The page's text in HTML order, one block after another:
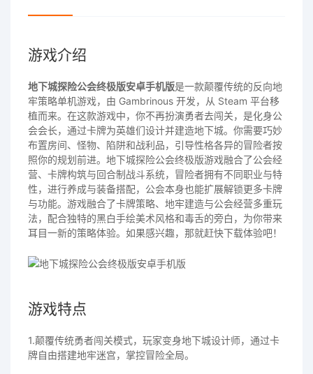
游戏介绍
地下城探险公会终极版安卓手机版是一款颠覆传统的反向地
牢策略单机游戏，由 Gambrinous 开发，从 Steam 平台移
植而来。在这款游戏中，你不再扮演勇者去闯关，是化身公
会会长，通过卡牌为英雄们设计并建造地下城。你需要巧妙
布置房间、怪物、陷阱和战利品，引导性格各异的冒险者按
照你的规划前进。地下城探险公会终极版游戏融合了公会经
营、卡牌构筑与回合制战斗系统，冒险者拥有不同职业与特
性，进行养成与装备搭配，公会本身也能扩展解锁更多卡牌
与功能。游戏融合了卡牌策略、地牢建造与公会经营多重玩
法，配合独特的黑白手绘美术风格和毒舌的旁白，为你带来
耳目一新的策略体验。如果感兴趣，那就赶快下载体验吧！
游戏特点
1.颠覆传统勇者闯关模式，玩家变身地下城设计师，通过卡
牌自由搭建地牢迷宫，掌控冒险全局。